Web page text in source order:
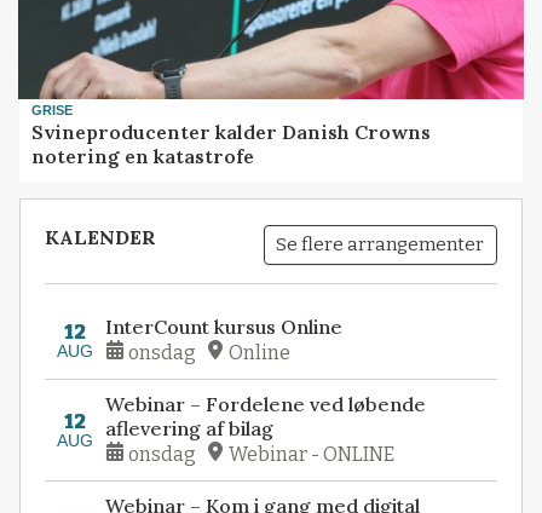
GRISE
Svineproducenter kalder Danish Crowns
notering en katastrofe
KALENDER Se flere arrangementer
12
AUG
InterCount kursus Online
onsdag Online
12
AUG
Webinar – Fordelene ved løbende
aflevering af bilag
onsdag Webinar - ONLINE
Webinar – Kom i gang med digital